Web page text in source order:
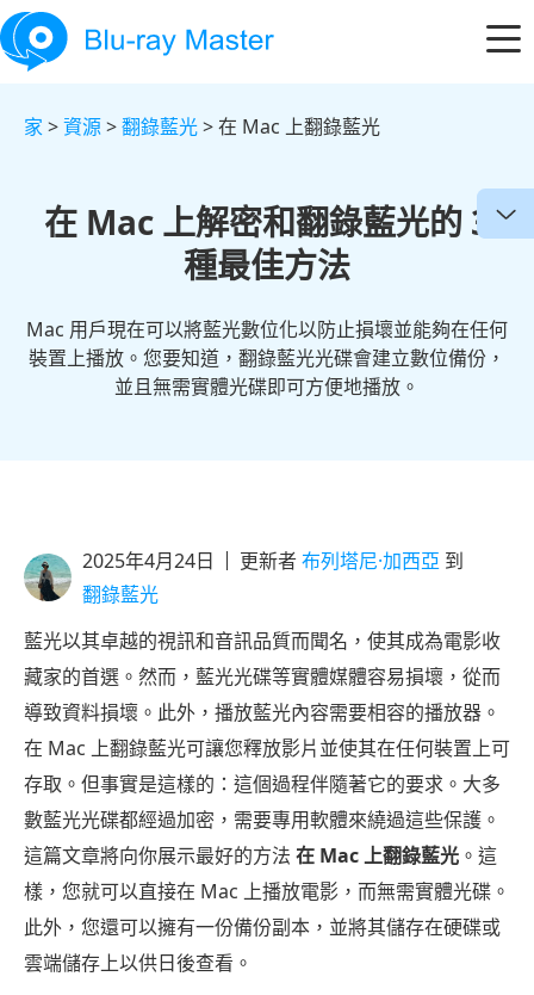
家 >資源>翻錄藍光> 在 Mac 上翻錄藍光
在 Mac 上解密和翻錄藍光的 3
種最佳方法
Mac 用戶現在可以將藍光數位化以防止損壞並能夠在任何
裝置上播放。您要知道，翻錄藍光光碟會建立數位備份，
並且無需實體光碟即可方便地播放。
2025年4月24日 更新者布列塔尼·加西亞 到
翻錄藍光
藍光以其卓越的視訊和音訊品質而聞名，使其成為電影收
藏家的首選。然而，藍光光碟等實體媒體容易損壞，從而
導致資料損壞。此外，播放藍光內容需要相容的播放器。
在 Mac 上翻錄藍光可讓您釋放影片並使其在任何裝置上可
存取。但事實是這樣的：這個過程伴隨著它的要求。大多
數藍光光碟都經過加密，需要專用軟體來繞過這些保護。
這篇文章將向你展示最好的方法 在 Mac 上翻錄藍光 。這
樣，您就可以直接在 Mac 上播放電影，而無需實體光碟。
此外，您還可以擁有一份備份副本，並將其儲存在硬碟或
雲端儲存上以供日後查看。